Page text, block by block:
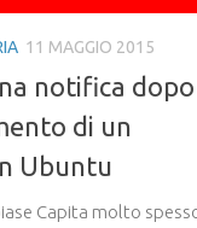
11 MAGGIO 2015
notifica
di un
Ubuntu
Capita molto